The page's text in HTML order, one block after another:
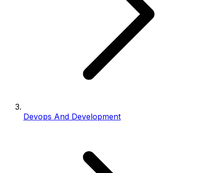
Devops And Development